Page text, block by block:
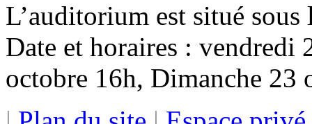
L’auditorium est situé
Date et horaires : vendredi
octobre 16h, Dimanche 23